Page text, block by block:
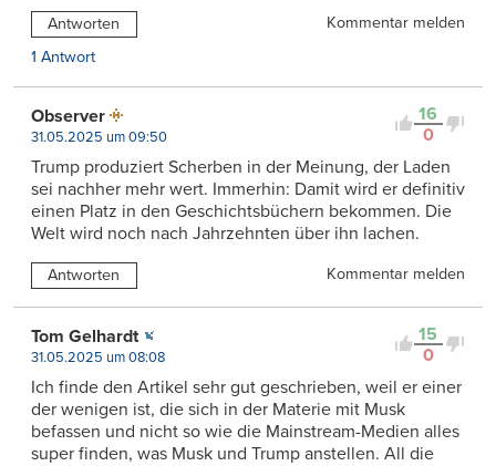
Antworten
Kommentar melden
1 Antwort
16
0
Observer
31.05.2025 um 09:50
Trump produziert Scherben in der Meinung, der Laden
sei nachher mehr wert. Immerhin: Damit wird er definitiv
einen Platz in den Geschichtsbüchern bekommen. Die
Welt wird noch nach Jahrzehnten über ihn lachen.
Antworten Kommentar melden
15
0
Tom Gelhardt
31.05.2025 um 08:08
Ich finde den Artikel sehr gut geschrieben, weil er einer
der wenigen ist, die sich in der Materie mit Musk
befassen und nicht so wie die Mainstream-Medien alles
super finden, was Musk und Trump anstellen. All die